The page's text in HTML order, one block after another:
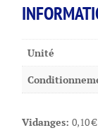
Unité
Vidanges: 0,10€